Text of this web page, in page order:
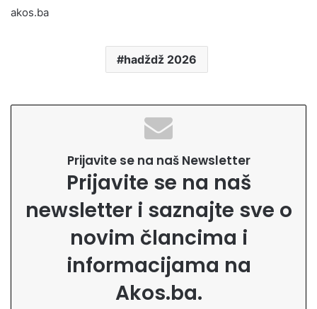
akos.ba
hadždž 2026
Prijavite se na naš Newsletter
Prijavite se na naš
newsletter i saznajte sve o
novim člancima i
informacijama na
Akos.ba.